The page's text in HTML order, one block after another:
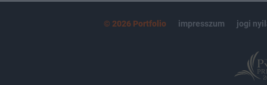
© 2026 Portfolio impresszum jogi